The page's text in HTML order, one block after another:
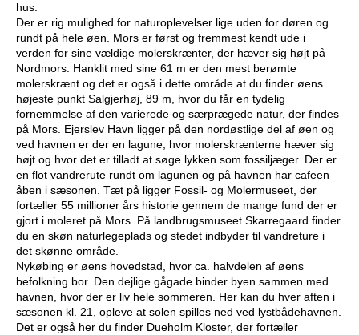
hus.
Der er rig mulighed for naturoplevelser lige uden for døren og
rundt på hele øen. Mors er først og fremmest kendt ude i
verden for sine vældige molerskrænter, der hæver sig højt på
Nordmors. Hanklit med sine 61 m er den mest berømte
molerskrænt og det er også i dette område at du finder øens
højeste punkt Salgjerhøj, 89 m, hvor du får en tydelig
fornemmelse af den varierede og særprægede natur, der findes
på Mors. Ejerslev Havn ligger på den nordøstlige del af øen og
ved havnen er der en lagune, hvor molerskrænterne hæver sig
højt og hvor det er tilladt at søge lykken som fossiljæger. Der er
en flot vandrerute rundt om lagunen og på havnen har cafeen
åben i sæsonen. Tæt på ligger Fossil- og Molermuseet, der
fortæller 55 millioner års historie gennem de mange fund der er
gjort i moleret på Mors. På landbrugsmuseet Skarregaard finder
du en skøn naturlegeplads og stedet indbyder til vandreture i
det skønne område.
Nykøbing er øens hovedstad, hvor ca. halvdelen af øens
befolkning bor. Den dejlige gågade binder byen sammen med
havnen, hvor der er liv hele sommeren. Her kan du hver aften i
sæsonen kl. 21, opleve at solen spilles ned ved lystbådehavnen.
Det er også her du finder Dueholm Kloster, der fortæller